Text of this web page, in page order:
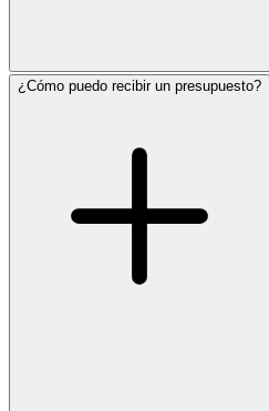
¿Cómo puedo recibir un presupuesto?